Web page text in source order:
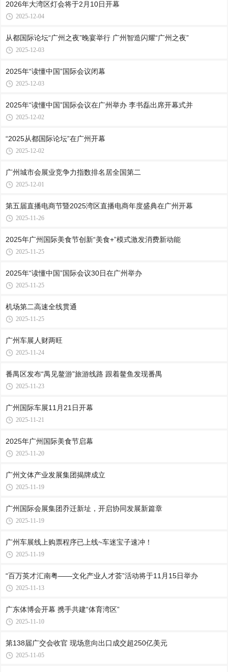
2026年大湾区灯会将于2月10日开幕
2025-12-04
从都国际论坛“广州之夜”晚宴举行 广州智造闪耀“广州之夜”
2025-12-03
2025年“读懂中国”国际会议闭幕
2025-12-03
2025年“读懂中国”国际会议在广州举办 李书磊出席开幕式并
2025-12-02
“2025从都国际论坛”在广州开幕
2025-12-02
广州城市会展业竞争力指数排名居全国第二
2025-12-01
第五届直播电商节暨2025湾区直播电商年度盛典在广州开幕
2025-11-26
2025年广州国际美食节创新“美食+”模式激发消费新动能
2025-11-25
2025年“读懂中国”国际会议30日在广州举办
2025-11-25
机场第二高速全线贯通
2025-11-25
广州车展人财两旺
2025-11-24
番禺区发布“禺见鳌游”旅游线路 跟着鳌鱼发现番禺
2025-11-23
广州国际车展11月21日开幕
2025-11-21
2025年广州国际美食节启幕
2025-11-20
广州文体产业发展集团揭牌成立
2025-11-19
广州国际会展集团乔迁新址，开启协同发展新篇章
2025-11-19
广州车展线上购票程序已上线~车迷宝子速冲！
2025-11-19
“百万英才汇南粤——文化产业人才荟”活动将于11月15日举办
2025-11-13
广东体博会开幕 携手共建“体育湾区”
2025-11-10
第138届广交会收官 现场意向出口成交超250亿美元
2025-11-05